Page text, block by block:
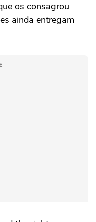
os consagrou
ainda entregam